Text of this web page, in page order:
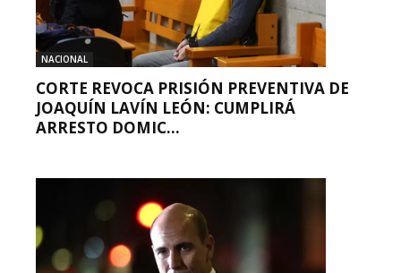
NACIONAL
CORTE REVOCA PRISIÓN PREVENTIVA DE
JOAQUÍN LAVÍN LEÓN: CUMPLIRÁ
ARRESTO DOMIC...